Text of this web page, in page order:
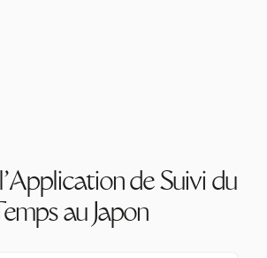
de Suivi du
au Japon